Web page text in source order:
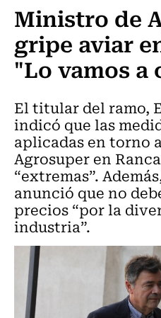
Ministro de
gripe aviar
"Lo vamos a
El titular del ramo,
indicó que las
aplicadas en torno
Agrosuper en
“extremas”.
anunció que no
precios “por la
industria”.